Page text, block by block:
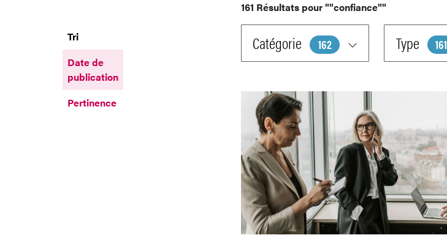
161 Résultats pour""confiance""
Tri
Date de
publication
Pertinence
Catégorie 162 Type 161